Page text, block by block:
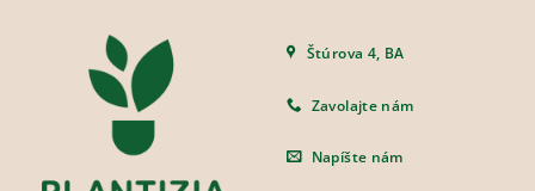
Štúrova 4, BA
Zavolajte nám
Napíšte nám